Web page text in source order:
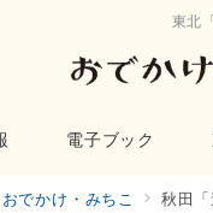
東北
電子ブック
おでかけ・みちこ 秋田